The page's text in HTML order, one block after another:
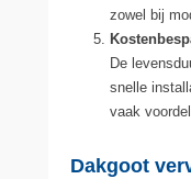
zowel bij
De
snelle
vaak
Dakgoot